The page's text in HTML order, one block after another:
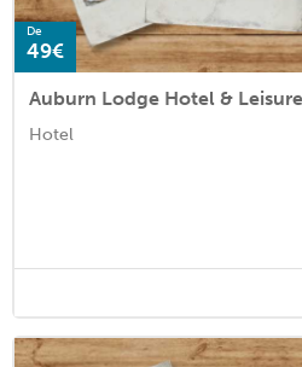
De
49€
Auburn Lodge Hotel &
Hotel